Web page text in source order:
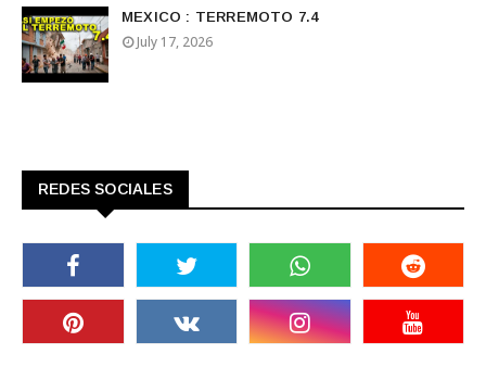
MEXICO : TERREMOTO 7.4
July 17, 2026
REDES SOCIALES